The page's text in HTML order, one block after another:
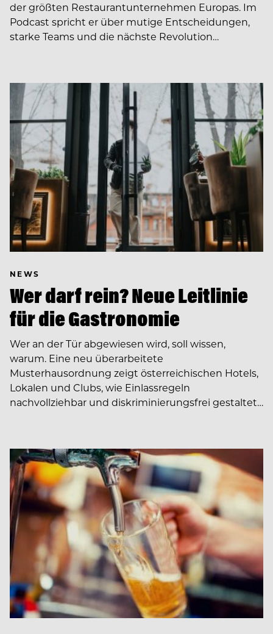
der größten Restaurantunternehmen Europas. Im
Podcast spricht er über mutige Entscheidungen,
starke Teams und die nächste Revolution…
NEWS
Wer darf rein? Neue Leitlinie
für die Gastronomie
Wer an der Tür abgewiesen wird, soll wissen,
warum. Eine neu überarbeitete
Musterhausordnung zeigt österreichischen Hotels,
Lokalen und Clubs, wie Einlassregeln
nachvollziehbar und diskriminierungsfrei gestaltet…